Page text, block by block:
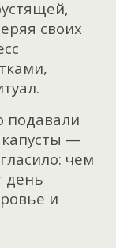
своих
подавали
—
чем
день
и